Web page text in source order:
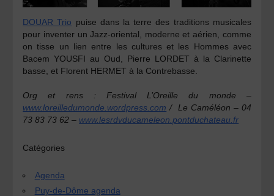
DOUAR Trio puise dans la terre des traditions musicales
pour inventer un Jazz-oriental, moderne et aérien, comme
on tisse un lien entre les cultures et les Hommes avec
Bacem YOUSFI
au Oud, Pierre LORDET à la Clarinette
basse, et Florent HERMET à la Contrebasse.
Org et rens : Festival L’Oreille du monde –
www.loreilledumonde.wordpress.com / Le Caméléon – 04
73 83 73 62 – www.lesrdvducameleon.pontduchateau.fr
Catégories
Agenda
Puy-de-Dôme agenda